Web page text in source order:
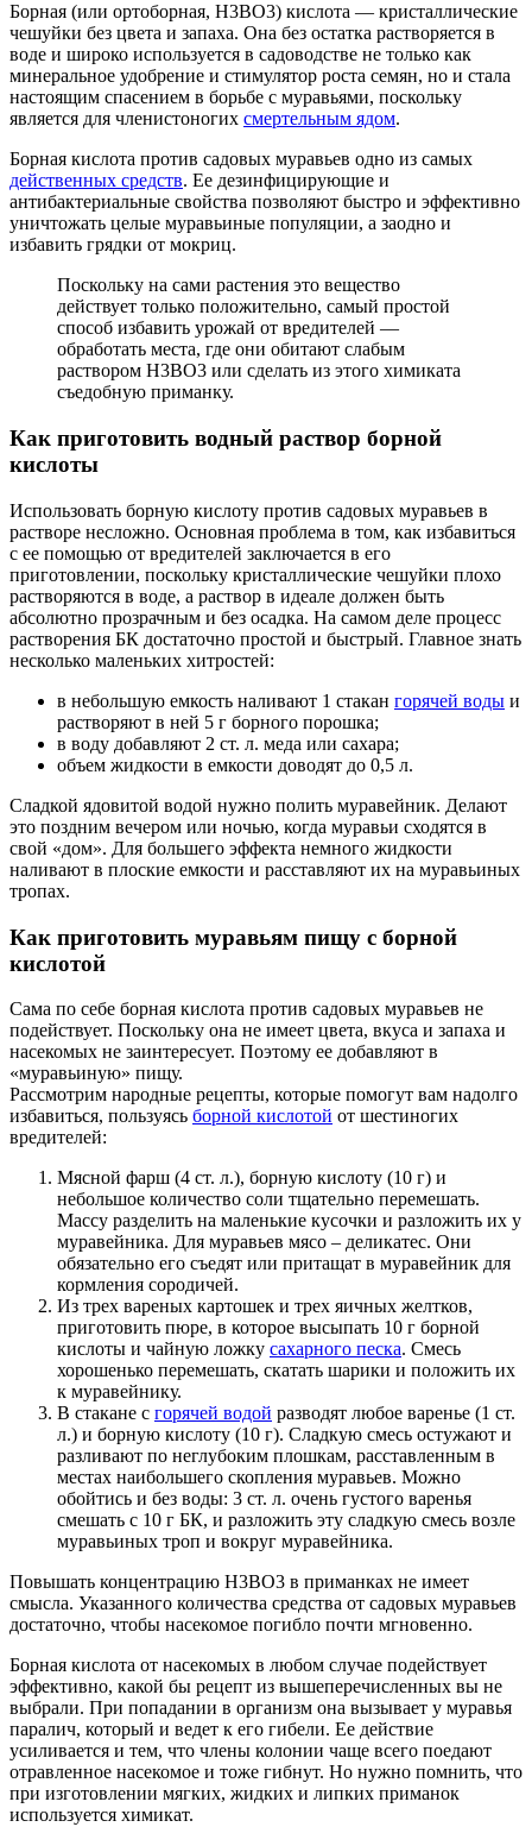
Борная (или ортоборная, H3BO3) кислота ― кристаллические
чешуйки без цвета и запаха. Она без остатка растворяется в
воде и широко используется в садоводстве не только как
минеральное удобрение и стимулятор роста семян, но и стала
настоящим спасением в борьбе с муравьями, поскольку
является для членистоногих смертельным ядом.
Борная кислота против садовых муравьев одно из самых
действенных средств. Ее дезинфицирующие и
антибактериальные свойства позволяют быстро и эффективно
уничтожать целые муравьиные популяции, а заодно и
избавить грядки от мокриц.
Поскольку на сами растения это вещество
действует только положительно, самый простой
способ избавить урожай от вредителей ―
обработать места, где они обитают слабым
раствором H3BO3 или сделать из этого химиката
съедобную приманку.
Как приготовить водный раствор борной
кислоты
Использовать борную кислоту против садовых муравьев в
растворе несложно. Основная проблема в том, как избавиться
с ее помощью от вредителей заключается в его
приготовлении, поскольку кристаллические чешуйки плохо
растворяются в воде, а раствор в идеале должен быть
абсолютно прозрачным и без осадка. На самом деле процесс
растворения БК достаточно простой и быстрый. Главное знать
несколько маленьких хитростей:
в небольшую емкость наливают 1 стакан горячей воды и
растворяют в ней 5 г борного порошка;
в воду добавляют 2 ст. л. меда или сахара;
объем жидкости в емкости доводят до 0,5 л.
Сладкой ядовитой водой нужно полить муравейник. Делают
это поздним вечером или ночью, когда муравьи сходятся в
свой «дом». Для большего эффекта немного жидкости
наливают в плоские емкости и расставляют их на муравьиных
тропах.
Как приготовить муравьям пищу с борной
кислотой
Сама по себе борная кислота против садовых муравьев не
подействует. Поскольку она не имеет цвета, вкуса и запаха и
насекомых не заинтересует. Поэтому ее добавляют в
«муравьиную» пищу.
Рассмотрим народные рецепты, которые помогут вам надолго
избавиться, пользуясь борной кислотой от шестиногих
вредителей:
Мясной фарш (4 ст. л.), борную кислоту (10 г) и
небольшое количество соли тщательно перемешать.
Массу разделить на маленькие кусочки и разложить их у
муравейника. Для муравьев мясо – деликатес. Они
обязательно его съедят или притащат в муравейник для
кормления сородичей.
Из трех вареных картошек и трех яичных желтков,
приготовить пюре, в которое высыпать 10 г борной
кислоты и чайную ложку сахарного песка. Смесь
хорошенько перемешать, скатать шарики и положить их
к муравейнику.
В стакане с горячей водой разводят любое варенье (1 ст.
л.) и борную кислоту (10 г). Сладкую смесь остужают и
разливают по неглубоким плошкам, расставленным в
местах наибольшего скопления муравьев. Можно
обойтись и без воды: 3 ст. л. очень густого варенья
смешать с 10 г БК, и разложить эту сладкую смесь возле
муравьиных троп и вокруг муравейника.
Повышать концентрацию H3BO3 в приманках не имеет
смысла. Указанного количества средства от садовых муравьев
достаточно, чтобы насекомое погибло почти мгновенно.
Борная кислота от насекомых в любом случае подействует
эффективно, какой бы рецепт из вышеперечисленных вы не
выбрали. При попадании в организм она вызывает у муравья
паралич, который и ведет к его гибели. Ее действие
усиливается и тем, что члены колонии чаще всего поедают
отравленное насекомое и тоже гибнут. Но нужно помнить, что
при изготовлении мягких, жидких и липких приманок
используется химикат.